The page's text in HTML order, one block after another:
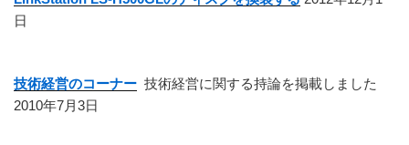
日
技術経営のコーナー 技術経営に関する持論を掲載しました
2010年7月3日